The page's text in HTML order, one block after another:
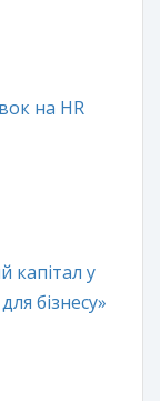
на HR
капітал у
бізнесу»